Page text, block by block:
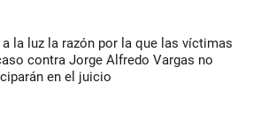
a la luz la razón por la que las víctimas
contra Jorge Alfredo Vargas no
en el juicio